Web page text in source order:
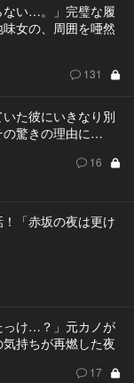
ない…。」完璧な履
女の、周囲を唖然
131
た彼にいきなり別
驚きの理由に…
16
「赤坂の夜は更け
っけ…？」元カノが
持ちが再燃した夜
17